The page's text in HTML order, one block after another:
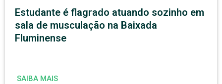
Estudante é flagrado atuando sozinho em
sala de musculação na Baixada
Fluminense
SAIBA MAIS